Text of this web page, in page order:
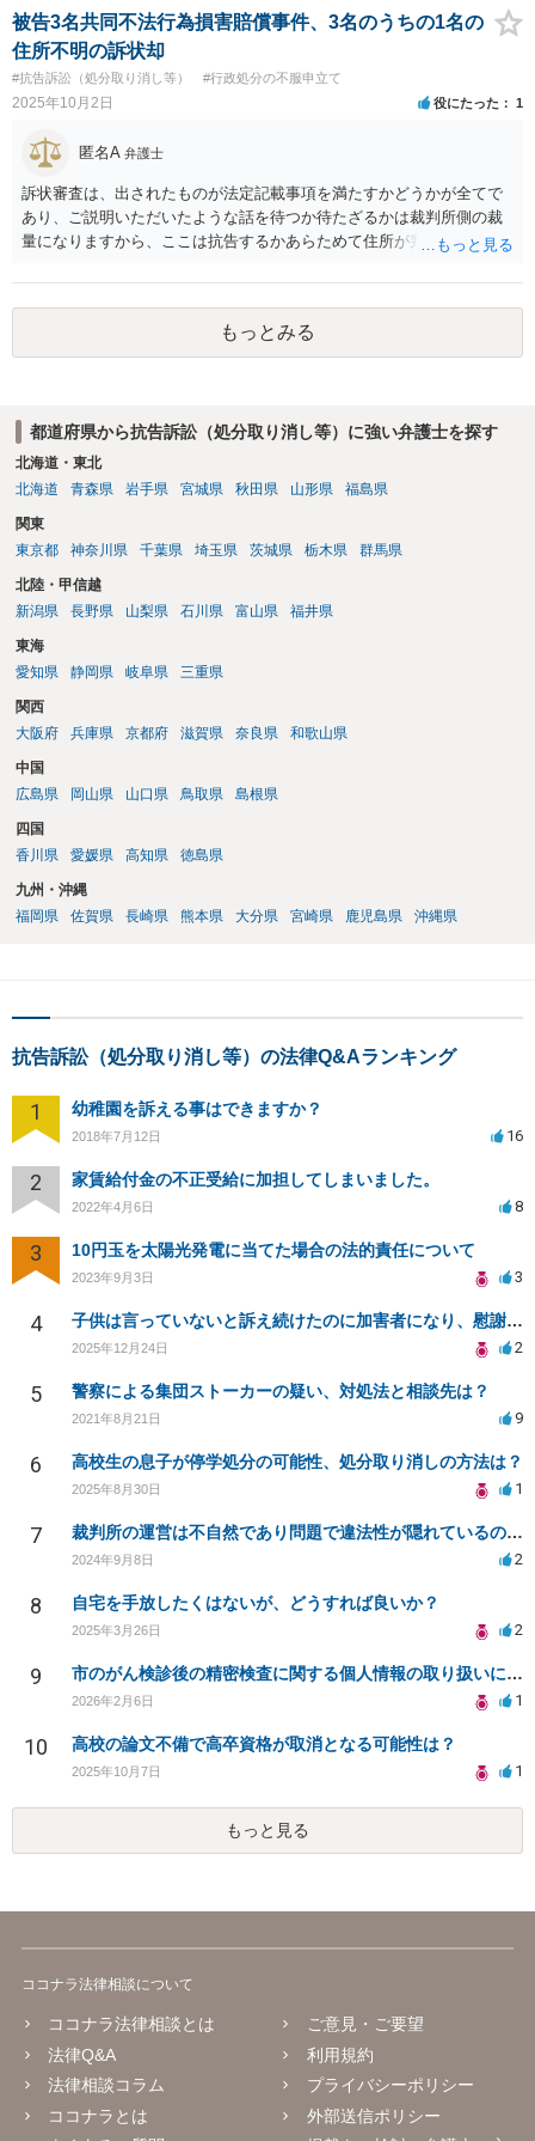
被告3名共同不法行為損害賠償事件、3名のうちの1名の
住所不明の訴状却
#抗告訴訟（処分取り消し等） #行政処分の不服申立て
2025年10月2日 役にたった 1
匿名A 弁護士
訴状審査は、出されたものが法定記載事項を満たすかどうかが全てで
あり、ご説明いただいたような話を待つか待たざるかは裁判所側の裁
量になりますから、ここは抗告するかあらためて住所が判明したとこ
もっとみる
都道府県から抗告訴訟（処分取り消し等）に強い弁護士を探す
北海道・東北
北海道
青森県 岩手県 宮城県 秋田県 山形県 福島県
関東
東京都
神奈川県 千葉県 埼玉県 茨城県 栃木県 群馬県
北陸・甲信越
新潟県
長野県 山梨県 石川県 富山県 福井県
東海
愛知県
静岡県 岐阜県 三重県
関西
大阪府
兵庫県 京都府 滋賀県 奈良県 和歌山県
中国
広島県
岡山県 山口県 鳥取県 島根県
四国
香川県
愛媛県 高知県 徳島県
九州・沖縄
福岡県
佐賀県 長崎県 熊本県 大分県 宮崎県 鹿児島県 沖縄県
抗告訴訟（処分取り消し等）の法律Q&Aランキング
1 幼稚園を訴える事はできますか？
2018年7月12日 16
2 家賃給付金の不正受給に加担してしまいました。
2022年4月6日 8
3 10円玉を太陽光発電に当てた場合の法的責任について
2023年9月3日 3
4 子供は言っていないと訴え続けたのに加害者になり、慰謝料の請求をされ困っています。
2025年12月24日 2
5 警察による集団ストーカーの疑い、対処法と相談先は？
2021年8月21日 9
6 高校生の息子が停学処分の可能性、処分取り消しの方法は？
2025年8月30日 1
7 裁判所の運営は不自然であり問題で違法性が隠れているのでは！
2024年9月8日 2
8 自宅を手放したくはないが、どうすれば良いか？
2025年3月26日 2
9 市のがん検診後の精密検査に関する個人情報の取り扱いについての権利は？
2026年2月6日 1
10 高校の論文不備で高卒資格が取消となる可能性は？
2025年10月7日 1
もっと見る
ココナラ法律相談について
ココナラ法律相談とは
法律Q&A
法律相談コラム
ココナラとは
ご意見・ご要望
利用規約
プライバシーポリシー
外部送信ポリシー